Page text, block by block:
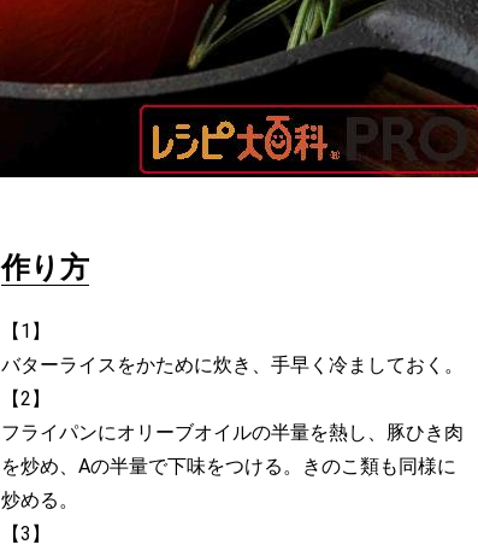
作り方
【1】
バターライスをかために炊き、手早く冷ましておく。
【2】
フライパンにオリーブオイルの半量を熱し、豚ひき肉
を炒め、Aの半量で下味をつける。きのこ類も同様に
炒める。
【3】